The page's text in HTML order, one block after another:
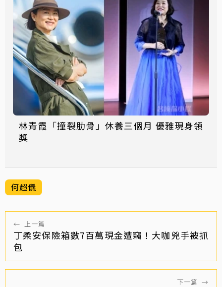
林青霞「撞裂肋骨」休養三個月 優雅現身領
獎
何超儀
← 上一篇
丁柔安保險箱數7百萬現金遭竊！大咖兇手被抓
包
下一篇 →